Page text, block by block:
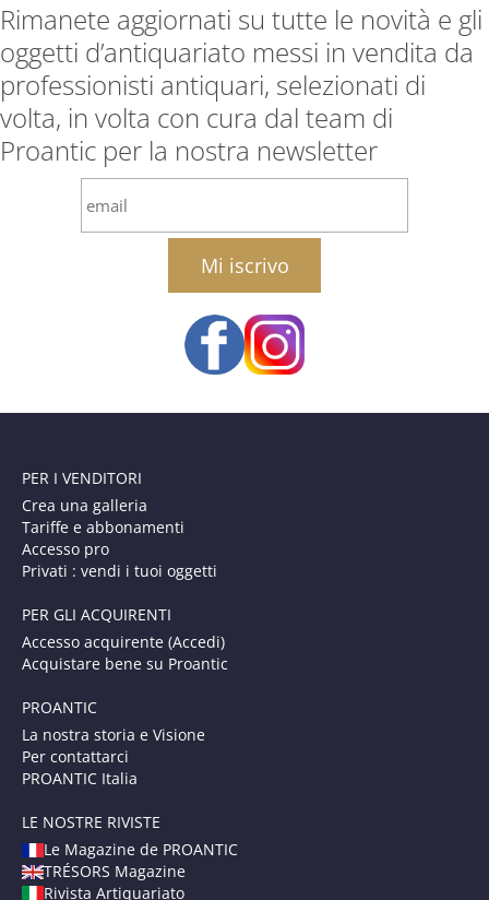
Rimanete aggiornati su tutte le novità e gli
oggetti d’antiquariato messi in vendita da
professionisti antiquari, selezionati di
volta, in volta con cura dal team di
Proantic per la nostra newsletter
email
PER I VENDITORI
Crea una galleria
Tariffe e abbonamenti
Accesso pro
Privati : vendi i tuoi oggetti
PER GLI ACQUIRENTI
Accesso acquirente (Accedi)
Acquistare bene su Proantic
PROANTIC
La nostra storia e Visione
Per contattarci
PROANTIC Italia
LE NOSTRE RIVISTE
Le Magazine de PROANTIC
TRÉSORS Magazine
Rivista Artiquariato